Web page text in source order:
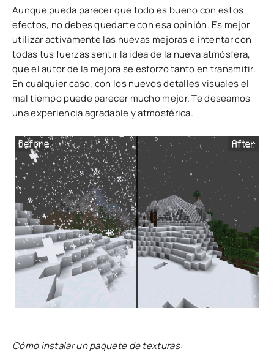
Aunque pueda parecer que todo es bueno con estos
efectos, no debes quedarte con esa opinión. Es mejor
utilizar activamente las nuevas mejoras e intentar con
todas tus fuerzas sentir la idea de la nueva atmósfera,
que el autor de la mejora se esforzó tanto en transmitir.
En cualquier caso, con los nuevos detalles visuales el
mal tiempo puede parecer mucho mejor. Te deseamos
una experiencia agradable y atmosférica.
Cómo instalar un paquete de texturas: